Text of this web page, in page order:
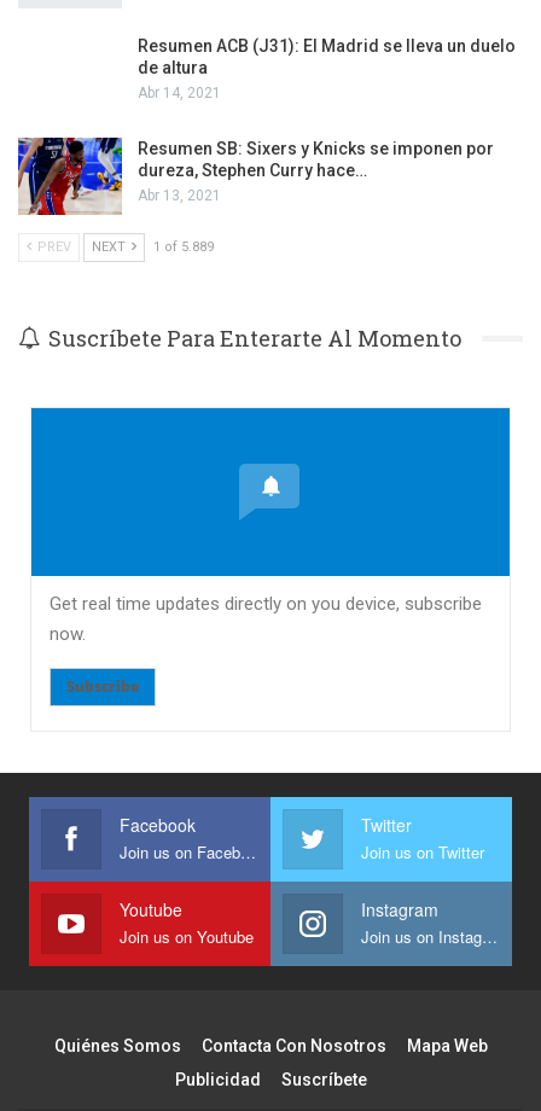
Resumen ACB (J31): El Madrid se lleva un duelo
de altura
Abr 14, 2021
Resumen SB: Sixers y Knicks se imponen por
dureza, Stephen Curry hace…
Abr 13, 2021
PREV NEXT 1 of 5.889
Suscríbete Para Enterarte Al Momento
Get real time updates directly on you device, subscribe
now.
Subscribe
Facebook
Join us on Facebook
Twitter
Join us on Twitter
Youtube
Join us on Youtube
Instagram
Join us on Instagram
Quiénes Somos Contacta Con Nosotros
Mapa Web
Publicidad
Suscríbete